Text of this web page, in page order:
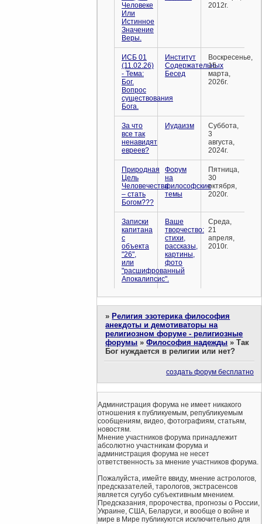
Человеке
Или
Истинное
Значение
Веры.
2012г.
ИСБ 01
(11.02.26)
- Тема:
Бог.
Вопрос
существования
Бога.
Институт
Содержательных
Бесед
Воскресенье,
15
марта,
2026г.
За что
все так
ненавидят
евреев?
Иудаизм
Суббота,
3
августа,
2024г.
Природная
Цель
Человечества
– стать
Богом???
Форум
на
философские
темы
Пятница,
30
октября,
2020г.
Записки
капитана
с
объекта
"26",
или
"расшифрованный
Апокалипсис".
Ваше
творчество:
стихи,
рассказы,
картины,
фото
Среда,
21
апреля,
2010г.
» Религия эзотерика философия
анекдоты и демотиваторы на
религиозном форуме - религиозные
форумы »Философия надежды »Так
Бог нуждается в религии или нет?
создать форум бесплатно
Администрация форума не имеет никакого
отношения к публикуемым, републикуемым
сообщениям, видео, фотографиям, статьям,
новостям.
Мнение участников форума принадлежит
абсолютно участникам форума и
администрация форума не несет
ответственность за мнение участников форума.
Пожалуйста, имейте ввиду, мнение астрологов,
предсказателей, тарологов, экстрасенсов
является сугубо субъективным мнением.
Предсказания, пророчества, прогнозы о России,
Украине, США, Беларуси, и вообще о войне и
мире в Мире публикуются исключительно для